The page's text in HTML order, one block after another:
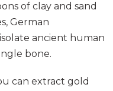
of clay and sand
German
ancient human
bone.
can extract gold